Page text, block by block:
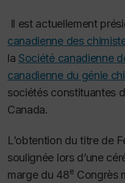
Il est actuellement
canadienne des
la Société canadienne
canadienne du génie
sociétés constituantes
Canada.
L’obtention du titre de
soulignée lors d’une
marge du 48e Congrès